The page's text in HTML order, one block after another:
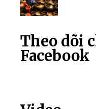
Theo dõi
Facebook